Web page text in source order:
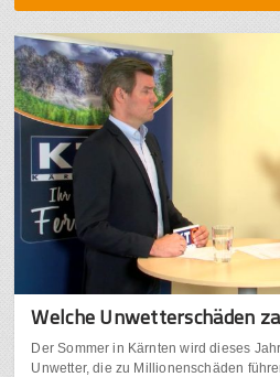
Welche Unwetterschäden
Der Sommer in Kärnten wird dieses
Unwetter, die zu Millionenschäden